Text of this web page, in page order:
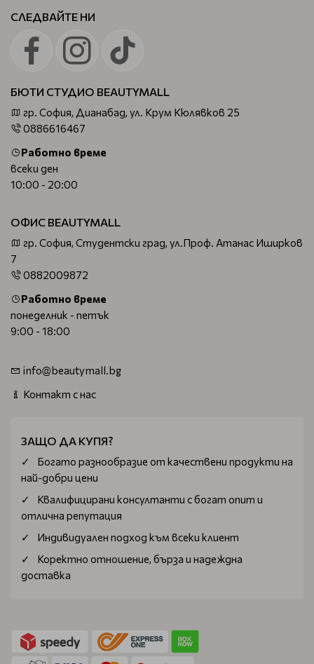
СЛЕДВАЙТЕ НИ
БЮТИ СТУДИО BEAUTYMALL
гр. София, Дианабад, ул. Крум Кюлявков 25
0886616467
Работно време
всеки ден
10:00 - 20:00
ОФИС BEAUTYMALL
гр. София, Студентски град, ул.Проф. Атанас Иширков
7
0882009872
Работно време
понеделник - петък
9:00 - 18:00
info@beautymall.bg
Контакт с нас
ЗАЩО ДА КУПЯ?
Богатo разнообразие от качествени продукти на
най-добри цени
Квалифицирани консултанти с богат опит и
отлична репутация
Индивидуален подход към всеки клиент
Коректно отношение, бърза и надеждна
доставка